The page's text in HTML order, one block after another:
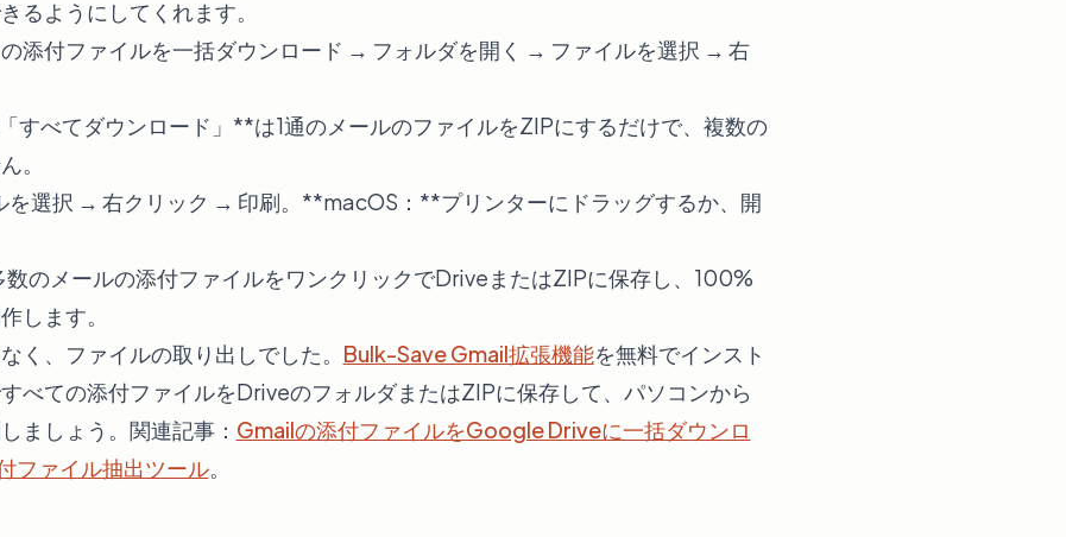
るようにしてくれます。
添付ファイルを一括ダウンロード → フォルダを開く → ファイルを選択 → 右
すべてダウンロード」**は1通のメールのファイルをZIPにするだけで、複数の
。
選択 → 右クリック → 印刷。**macOS：**プリンターにドラッグするか、開
数のメールの添付ファイルをワンクリックでDriveまたはZIPに保存し、100%
します。
く、ファイルの取り出しでした。 Bulk-Save Gmail拡張機能を無料でインスト
べての添付ファイルをDriveのフォルダまたはZIPに保存して、パソコンから
ましょう。関連記事： Gmailの添付ファイルをGoogle Driveに一括ダウンロ
ファイル抽出ツール。